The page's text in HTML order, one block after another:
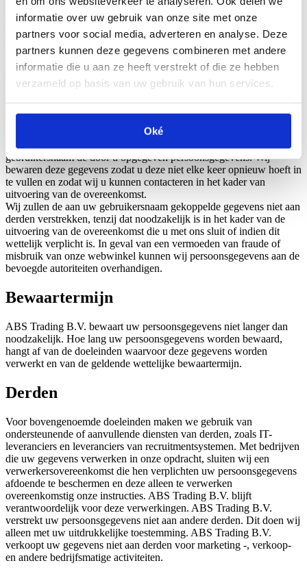
informatie over uw gebruik van onze site met onze
partners voor social media, adverteren en analyse. Deze
partners kunnen deze gegevens combineren met andere
informatie die u aan ze heeft verstrekt of die ze hebben
verzameld op basis van uw gebruik van hun services.
Oké
Wij verwerken uw persoonsgegevens in het kader van de hierboven
beschreven gerechtvaardigde belangen. U heeft op grond van met
uw specifieke situatie verband houdende redenen te allen tijde het
recht om bezwaar te maken tegen deze verwerkingen (zie ‘Uw
Registreren
Bij bepaalde onderdelen van onze webwinkel moet u zich eerst
registreren. Na registratie bewaren wij via de door u gekozen
gebruikersnaam de door u opgegeven persoonsgegevens. Wij
bewaren deze gegevens zodat u deze niet elke keer opnieuw hoeft in
te vullen en zodat wij u kunnen contacteren in het kader van
uitvoering van de overeenkomst.
Wij zullen de aan uw gebruikersnaam gekoppelde gegevens niet aan
derden verstrekken, tenzij dat noodzakelijk is in het kader van de
uitvoering van de overeenkomst die u met ons sluit of indien dit
wettelijk verplicht is. In geval van een vermoeden van fraude of
misbruik van onze webwinkel kunnen wij persoonsgegevens aan de
bevoegde autoriteiten overhandigen.
Bewaartermijn
ABS Trading B.V. bewaart uw persoonsgegevens niet langer dan
noodzakelijk. Hoe lang uw persoonsgegevens worden bewaard,
hangt af van de doeleinden waarvoor deze gegevens worden
verwerkt en van de geldende wettelijke bewaartermijn.
Derden
Voor bovengenoemde doeleinden maken we gebruik van
ondersteunende of aanvullende diensten van derden, zoals IT-
leveranciers en leveranciers van recruitmentsystemen. Met bedrijven
die uw gegevens verwerken in onze opdracht, sluiten wij een
verwerkersovereenkomst die hen verplichten uw persoonsgegevens
afdoende te beschermen en deze alleen te verwerken
overeenkomstig onze instructies. ABS Trading B.V. blijft
verantwoordelijk voor deze verwerkingen. ABS Trading B.V.
verstrekt uw persoonsgegevens niet aan andere derden. Dit doen wij
alleen met uw uitdrukkelijke toestemming. ABS Trading B.V.
verkoopt uw gegevens niet aan derden voor marketing -, verkoop-
en andere bedrijfsmatige activiteiten.